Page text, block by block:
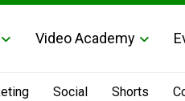
Video Academy
Social Shorts